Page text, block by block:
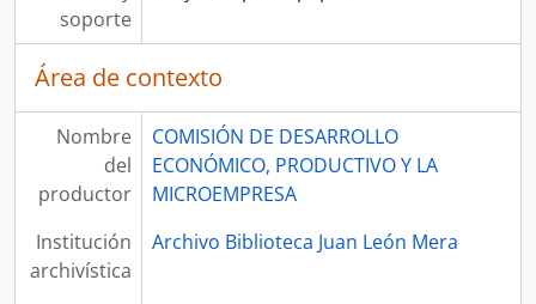
soporte
Área de contexto
Nombre
del
productor
COMISIÓN DE DESARROLLO
ECONÓMICO, PRODUCTIVO Y LA
MICROEMPRESA
Institución
archivística
Archivo Biblioteca Juan León Mera